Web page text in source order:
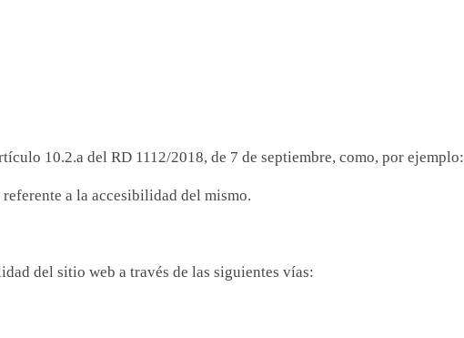
10.2.a del RD 1112/2018, de 7 de septiembre, como, por ejemplo:
a la accesibilidad del mismo.
del sitio web a través de las siguientes vías: